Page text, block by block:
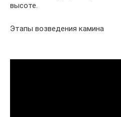
высоте.
Этапы возведения камина